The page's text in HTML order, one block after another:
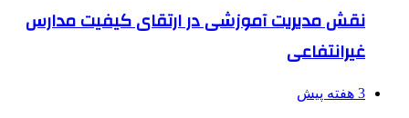
نقش مدیریت آموزشی در ارتقای کیفیت مدارس
غیرانتفاعی
3 هفته پیش